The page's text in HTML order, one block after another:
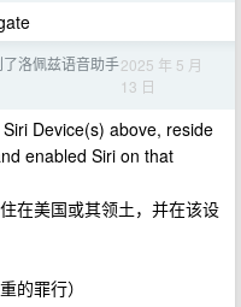
洛佩兹语音助手2025 年 5 月
13 日
Device(s) above, reside
enabled Siri on that
在美国或其领土，并在该设
的罪行）